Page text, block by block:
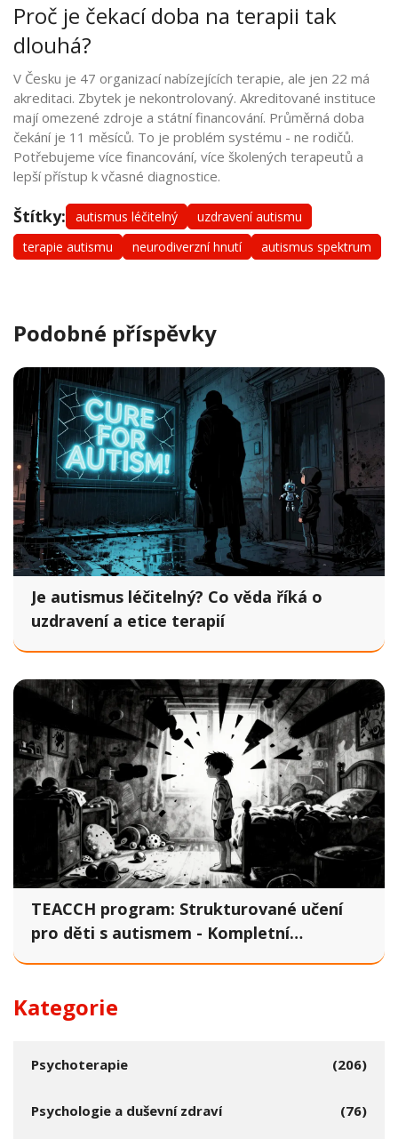
Proč je čekací doba na terapii tak
dlouhá?
V Česku je 47 organizací nabízejících terapie, ale jen 22 má
akreditaci. Zbytek je nekontrolovaný. Akreditované instituce
mají omezené zdroje a státní financování. Průměrná doba
čekání je 11 měsíců. To je problém systému - ne rodičů.
Potřebujeme více financování, více školených terapeutů a
lepší přístup k včasné diagnostice.
Štítky: autismus léčitelný
uzdravení autismu
terapie autismu
neurodiverzní hnutí autismus spektrum
Podobné příspěvky
Je autismus léčitelný? Co věda říká o
uzdravení a etice terapií
TEACCH program: Strukturované učení
pro děti s autismem - Kompletní
Kategorie
Psychoterapie (206)
Psychologie a duševní zdraví (76)